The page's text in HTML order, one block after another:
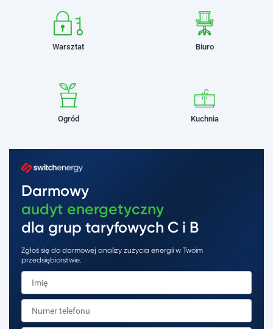
Warsztat Biuro
Ogród Kuchnia
Darmowy
audyt energetyczny
dla grup taryfowych C i B
Zgłoś się do darmowej analizy zużycia energii w Twoim
przedsiębiorstwie.